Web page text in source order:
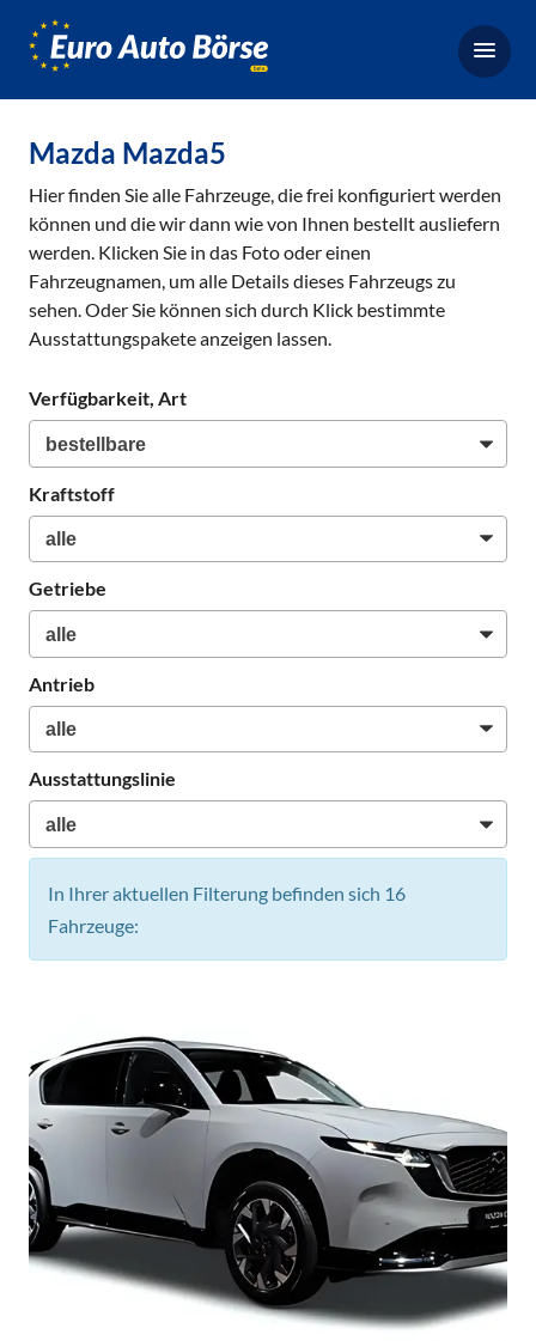
Börse,
Gebrauchtwagen,
Bestellfahrzeuge,
Neuwagen
Mazda Mazda5
Hier finden Sie alle Fahrzeuge, die frei konfiguriert werden
können und die wir dann wie von Ihnen bestellt ausliefern
werden. Klicken Sie in das Foto oder einen
Fahrzeugnamen, um alle Details dieses Fahrzeugs zu
sehen. Oder Sie können sich durch Klick bestimmte
Ausstattungspakete anzeigen lassen.
Verfügbarkeit, Art
Kraftstoff
Getriebe
Antrieb
Ausstattungslinie
In Ihrer aktuellen Filterung befinden sich 16
Fahrzeuge: